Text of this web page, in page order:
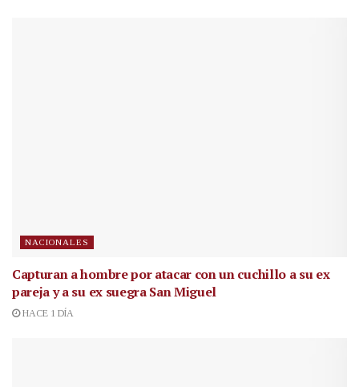
NACIONALES
Capturan a hombre por atacar con un cuchillo a su ex
pareja y a su ex suegra San Miguel
HACE 1 DÍA